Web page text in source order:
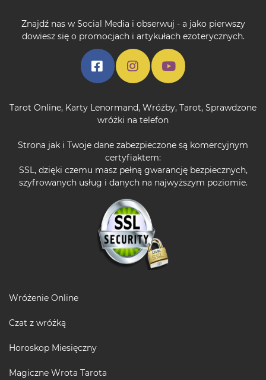
Znajdź nas w Social Media i obserwuj - a jako pierwszy
dowiesz się o promocjach i artykułach ezoterycznych.
Tarot Online, Karty Lenormand, Wróżby, Tarot, Sprawdzone
wróżki na telefon
Strona jak i Twoje dane zabezpieczone są komercyjnym
certyfiaktem:
SSL, dzięki czemu masz pełną gwarancję bezpiecznych,
szyfrowanych usług i danych na najwyższym poziomie.
Wróżenie Online
Czat z wróżką
Horoskop Miesięczny
Magiczne Wrota Tarota